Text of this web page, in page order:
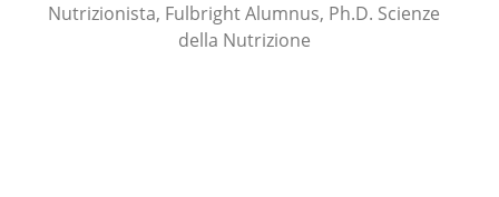
Nutrizionista, Fulbright Alumnus, Ph.D. Scienze
della Nutrizione